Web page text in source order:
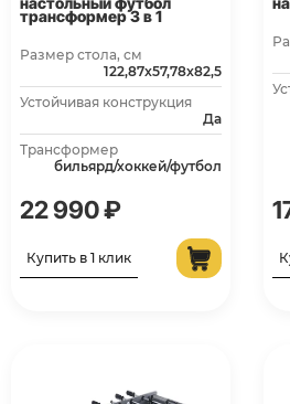
трансформер 3 в 1
Размер стола, см
122,87x57,78x82,5
Устойчивая конструкция
Да
Трансформер
бильярд/хоккей/футбол
22 990 ₽
Купить в 1 клик